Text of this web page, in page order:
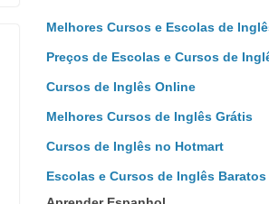
Melhores Cursos e Escolas de
Preços de Escolas e Cursos de
Cursos de Inglês Online
Melhores Cursos de Inglês Grátis
Cursos de Inglês no Hotmart
Escolas e Cursos de Inglês Baratos